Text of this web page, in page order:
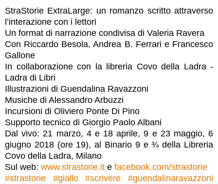
StraStorie ExtraLarge: un romanzo scritto attraverso
l’interazione con i lettori
Un format di narrazione condivisa di Valeria Ravera
Con Riccardo Besola, Andrea B. Ferrari e Francesco
Gallone
In collaborazione con la libreria Covo della Ladra -
Ladra di Libri
Illustrazioni di Guendalina Ravazzoni
Musiche di Alessandro Arbuzzi
Incursioni di Oliviero Ponte Di Pino
Supporto tecnico di Giorgio Paolo Albani
Dal vivo: 21 marzo, 4 e 18 aprile, 9 e 23 maggio, 6
giugno 2018 (ore 19), al Binario 9 e ¾ della Libreria
Covo della Ladra, Milano
Sul web: www.strastorie.it e facebook.com/strastorie
#strastorie #giallo #scrivere #guendalinaravazzoni